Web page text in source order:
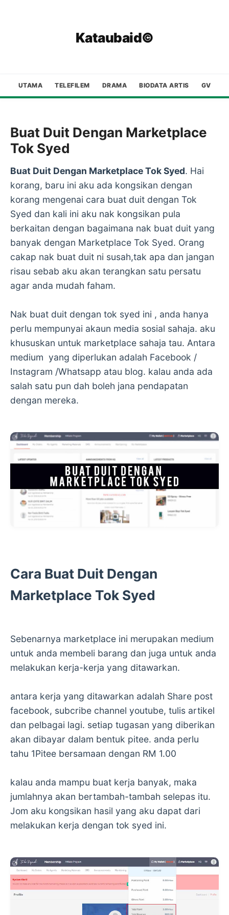
Kataubaid©
UTAMA TELEFILEM DRAMA BIODATA ARTIS GV
Buat Duit Dengan Marketplace
Tok Syed
Buat Duit Dengan Marketplace Tok Syed. Hai
korang, baru ini aku ada kongsikan dengan
korang mengenai cara buat duit dengan Tok
Syed dan kali ini aku nak kongsikan pula
berkaitan dengan bagaimana nak buat duit yang
banyak dengan Marketplace Tok Syed. Orang
cakap nak buat duit ni susah,tak apa dan jangan
risau sebab aku akan terangkan satu persatu
agar anda mudah faham.
Nak buat duit dengan tok syed ini , anda hanya
perlu mempunyai akaun media sosial sahaja. aku
khususkan untuk marketplace sahaja tau. Antara
medium yang diperlukan adalah Facebook /
Instagram /Whatsapp atau blog. kalau anda ada
salah satu pun dah boleh jana pendapatan
dengan mereka.
Cara Buat Duit Dengan
Marketplace Tok Syed
Sebenarnya marketplace ini merupakan medium
untuk anda membeli barang dan juga untuk anda
melakukan kerja-kerja yang ditawarkan.
antara kerja yang ditawarkan adalah Share post
facebook, subcribe channel youtube, tulis artikel
dan pelbagai lagi. setiap tugasan yang diberikan
akan dibayar dalam bentuk pitee. anda perlu
tahu 1Pitee bersamaan dengan RM 1.00
kalau anda mampu buat kerja banyak, maka
jumlahnya akan bertambah-tambah selepas itu.
Jom aku kongsikan hasil yang aku dapat dari
melakukan kerja dengan tok syed ini.